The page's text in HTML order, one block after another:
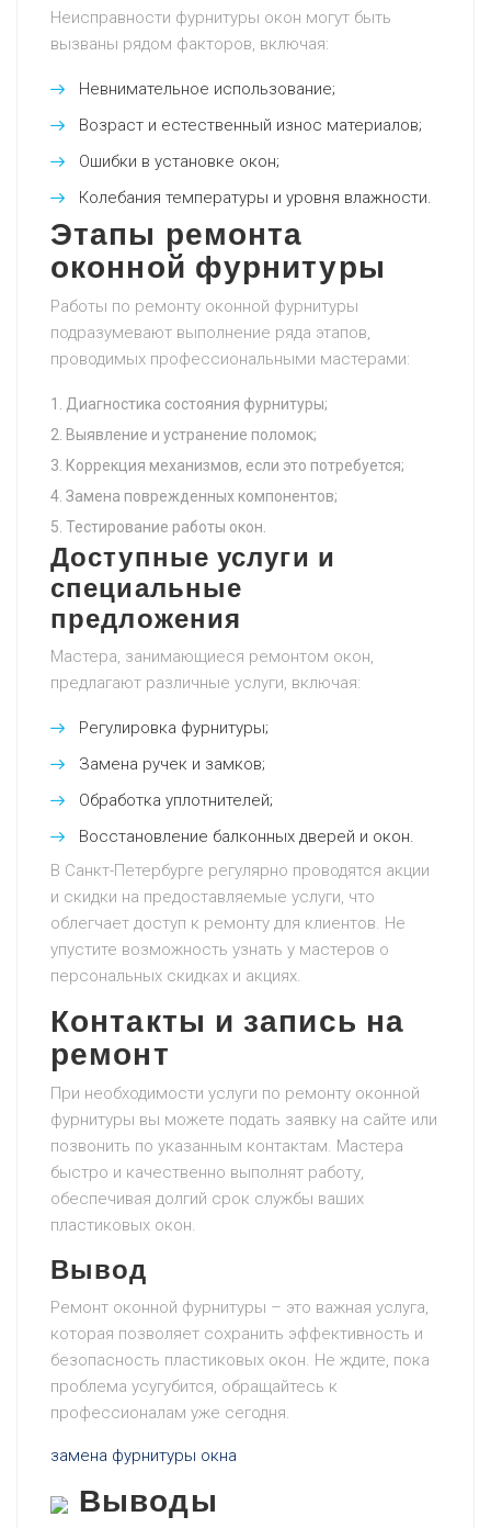
Неисправности фурнитуры окон могут быть
вызваны рядом факторов, включая:
Невнимательное использование;
Возраст и естественный износ материалов;
Ошибки в установке окон;
Колебания температуры и уровня влажности.
Этапы ремонта
оконной фурнитуры
Работы по ремонту оконной фурнитуры
подразумевают выполнение ряда этапов,
проводимых профессиональными мастерами:
Диагностика состояния фурнитуры;
Выявление и устранение поломок;
Коррекция механизмов, если это потребуется;
Замена поврежденных компонентов;
Тестирование работы окон.
Доступные услуги и
специальные
предложения
Мастера, занимающиеся ремонтом окон,
предлагают различные услуги, включая:
Регулировка фурнитуры;
Замена ручек и замков;
Обработка уплотнителей;
Восстановление балконных дверей и окон.
В Санкт-Петербурге регулярно проводятся акции
и скидки на предоставляемые услуги, что
облегчает доступ к ремонту для клиентов. Не
упустите возможность узнать у мастеров о
персональных скидках и акциях.
Контакты и запись на
ремонт
При необходимости услуги по ремонту оконной
фурнитуры вы можете подать заявку на сайте или
позвонить по указанным контактам. Мастера
быстро и качественно выполнят работу,
обеспечивая долгий срок службы ваших
пластиковых окон.
Вывод
Ремонт оконной фурнитуры – это важная услуга,
которая позволяет сохранить эффективность и
безопасность пластиковых окон. Не ждите, пока
проблема усугубится, обращайтесь к
профессионалам уже сегодня.
замена фурнитуры окна
Выводы